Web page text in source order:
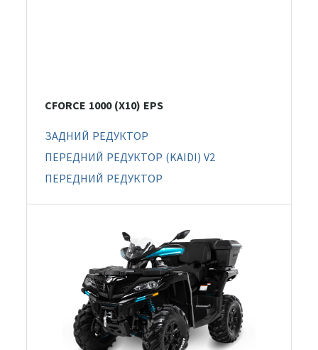
CFORCE 1000 (X10) EPS
ЗАДНИЙ РЕДУКТОР
ПЕРЕДНИЙ РЕДУКТОР (KAIDI) V2
ПЕРЕДНИЙ РЕДУКТОР